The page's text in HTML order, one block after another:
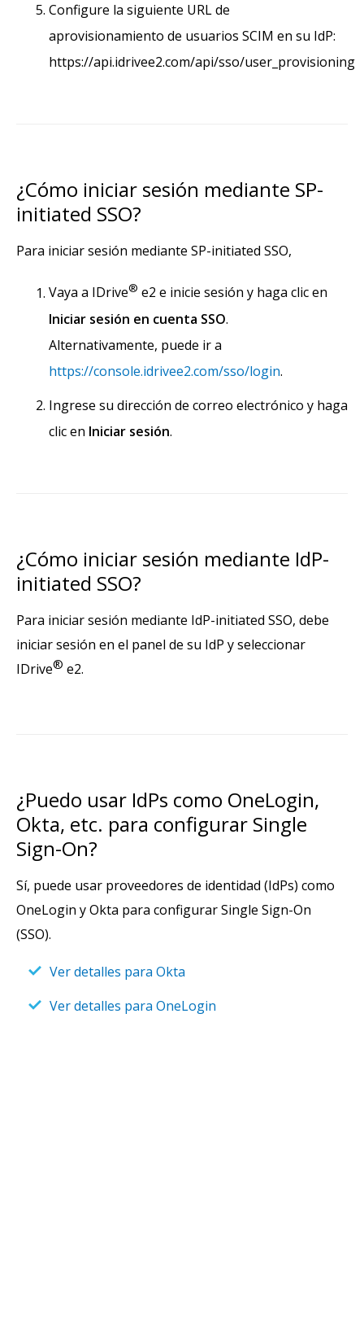
Configure la siguiente URL de
aprovisionamiento de usuarios SCIM en su IdP:
https://api.idrivee2.com/api/sso/user_provisioning
¿Cómo iniciar sesión mediante SP-
initiated SSO?
Para iniciar sesión mediante SP-initiated SSO,
Vaya a IDrive® e2 e inicie sesión y haga clic en
Iniciar sesión en cuenta SSO.
Alternativamente, puede ir a
https://console.idrivee2.com/sso/login.
Ingrese su dirección de correo electrónico y haga
clic en Iniciar sesión.
¿Cómo iniciar sesión mediante IdP-
initiated SSO?
Para iniciar sesión mediante IdP-initiated SSO, debe
iniciar sesión en el panel de su IdP y seleccionar
IDrive® e2.
¿Puedo usar IdPs como OneLogin,
Okta, etc. para configurar Single
Sign-On?
Sí, puede usar proveedores de identidad (IdPs) como
OneLogin y Okta para configurar Single Sign-On
(SSO).
Ver detalles para Okta
Ver detalles para OneLogin